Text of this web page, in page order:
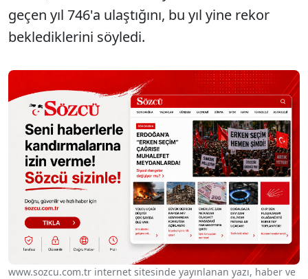
geçen yıl 746'a ulaştığını, bu yıl yine rekor
beklediklerini söyledi.
www.sozcu.com.tr internet sitesinde yayınlanan yazı, haber ve